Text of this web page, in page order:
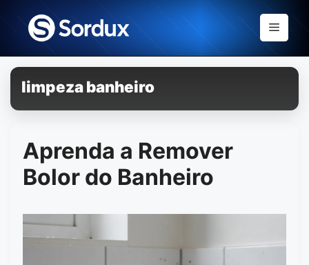
content
Menu
limpeza banheiro
Aprenda a Remover
Bolor do Banheiro